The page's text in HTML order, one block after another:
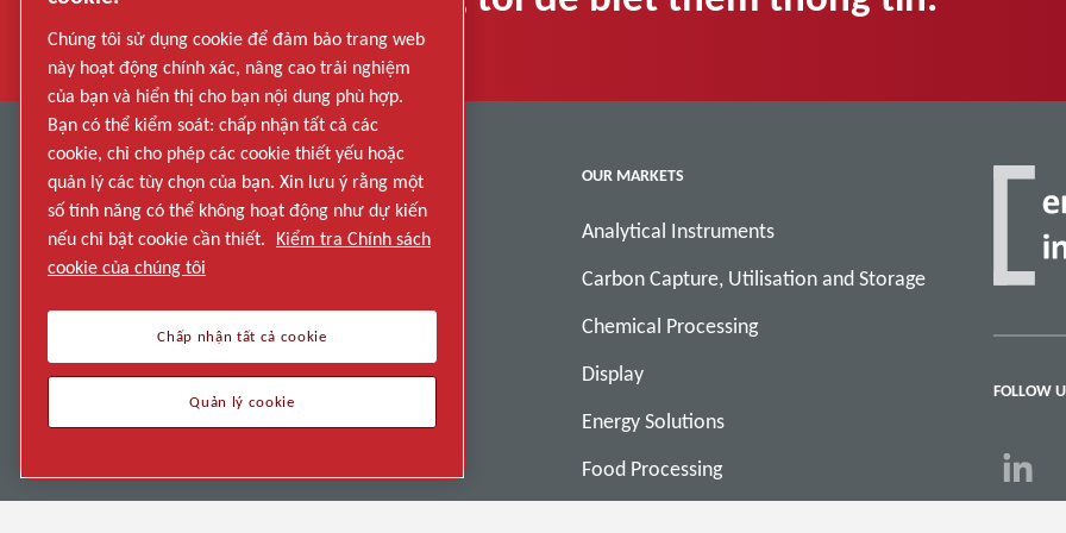
QUICK LINKS
Careers
Corporate Responsibility
Health and Safety
About Us
Contact Us
OUR MARKETS
Analytical Instruments
Carbon Capture, Utilisation and Storage
Chemical Processing
Display
Energy Solutions
Food Processing
FOLLOW
Chúng tôi sử dụng cookie để đảm bảo trang web
này hoạt động chính xác, nâng cao trải nghiệm
của bạn và hiển thị cho bạn nội dung phù hợp.
Bạn có thể kiểm soát: chấp nhận tất cả các
cookie, chỉ cho phép các cookie thiết yếu hoặc
quản lý các tùy chọn của bạn. Xin lưu ý rằng một
số tính năng có thể không hoạt động như dự kiến
nếu chỉ bật cookie cần thiết. Kiểm tra Chính sách
cookie của chúng tôi
Chấp nhận tất cả cookie
Quản lý cookie